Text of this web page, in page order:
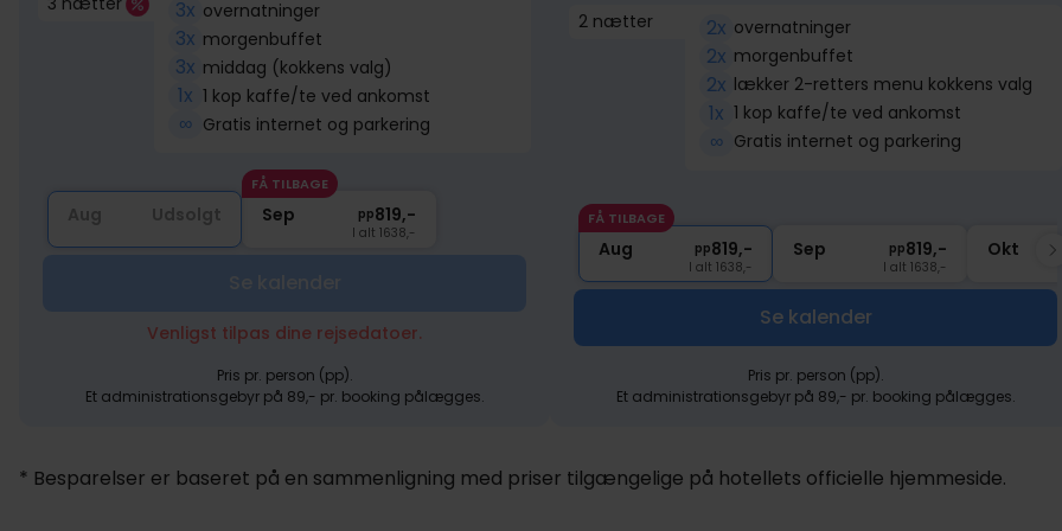
1219,-
3x overnatninger
3x morgenbuffet
3x middag (kokkens valg)
1x 1 kop kaffe/te ved ankomst
∞ Gratis internet og parkering
FÅ TILBAGE
Sep pp819,-
I alt 1638,-
Venligst tilpas dine rejsedatoer.
Pris pr. person (pp).
Et administrationsgebyr på 89,- pr. booking pålægges.
2 nætter 2x overnatninger
2x morgenbuffet
2x lækker 2-retters menu kokkens valg
1x 1 kop kaffe/te ved ankomst
∞ Gratis internet og parkering
FÅ TILBAGE
Aug pp819,-
I alt 1638,-
Sep pp819,-
I alt 1638,-
Okt
Se kalender
Pris pr. person (pp).
Et administrationsgebyr på 89,- pr. booking pålægges.
* Besparelser er baseret på en sammenligning med priser tilgængelige på hotellets officielle hjemmeside.